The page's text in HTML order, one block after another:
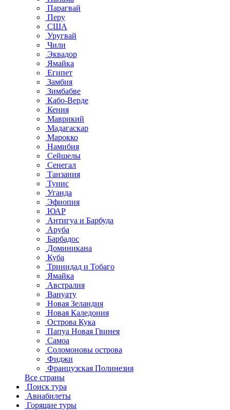
Парагвай
Перу
США
Уругвай
Чили
Эквадор
Ямайка
Египет
Замбия
Зимбабве
Кабо-Верде
Кения
Маврикий
Мадагаскар
Марокко
Намибия
Сейшелы
Сенегал
Танзания
Тунис
Уганда
Эфиопия
ЮАР
Антигуа и Барбуда
Аруба
Барбадос
Доминикана
Куба
Тринидад и Тобаго
Ямайка
Австралия
Вануату
Новая Зеландия
Новая Каледония
Острова Кука
Папуа Новая Гвинея
Самоа
Соломоновы острова
Фиджи
Французская Полинезия
Все страны
Поиск тура
Авиабилеты
Горящие туры